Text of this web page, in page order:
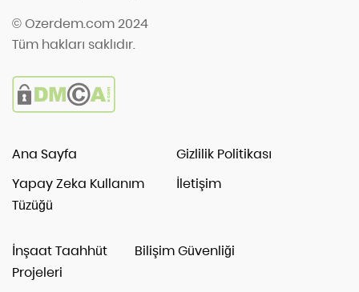
© Ozerdem.com 2024
Tüm hakları saklıdır.
Ana Sayfa
Gizlilik Politikası
Yapay Zeka Kullanım
Tüzüğü
İletişim
İnşaat Taahhüt
Projeleri
Bilişim Güvenliği